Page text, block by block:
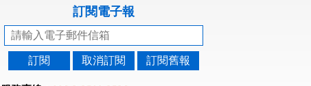
訂閱電子報
訂閱 取消訂閱 訂閱舊報